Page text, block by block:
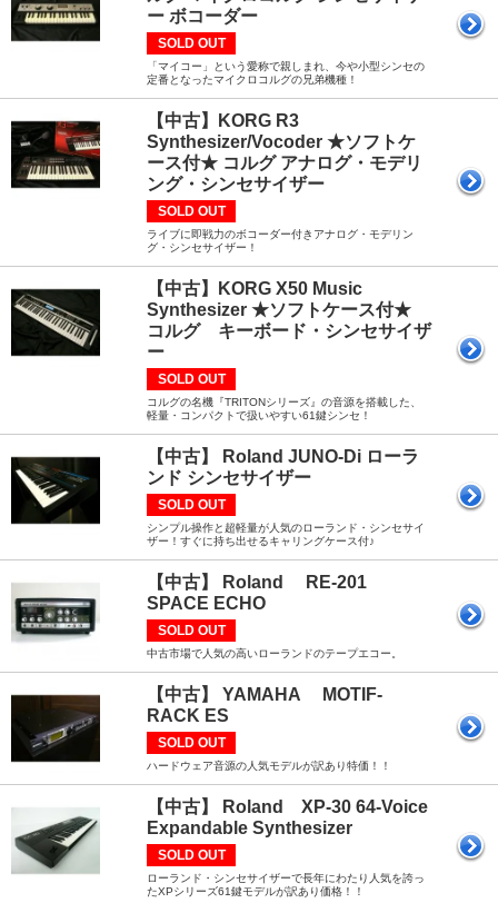
ー ボコーダー
SOLD OUT
「マイコー」という愛称で親しまれ、今や小型シンセの
定番となったマイクロコルグの兄弟機種！
【中古】KORG R3
Synthesizer/Vocoder ★ソフトケ
ース付★ コルグ アナログ・モデリ
ング・シンセサイザー
SOLD OUT
ライブに即戦力のボコーダー付きアナログ・モデリン
グ・シンセサイザー！
【中古】KORG X50 Music
Synthesizer ★ソフトケース付★
コルグ キーボード・シンセサイザ
ー
SOLD OUT
コルグの名機『TRITONシリーズ』の音源を搭載した、
軽量・コンパクトで扱いやすい61鍵シンセ！
【中古】 Roland JUNO-Di ローラ
ンド シンセサイザー
SOLD OUT
シンプル操作と超軽量が人気のローランド・シンセサイ
ザー！すぐに持ち出せるキャリングケース付♪
【中古】 Roland RE-201
SPACE ECHO
SOLD OUT
中古市場で人気の高いローランドのテープエコー。
【中古】 YAMAHA MOTIF-
RACK ES
SOLD OUT
ハードウェア音源の人気モデルが訳あり特価！！
【中古】 Roland XP-30 64-Voice
Expandable Synthesizer
SOLD OUT
ローランド・シンセサイザーで長年にわたり人気を誇っ
たXPシリーズ61鍵モデルが訳あり価格！！